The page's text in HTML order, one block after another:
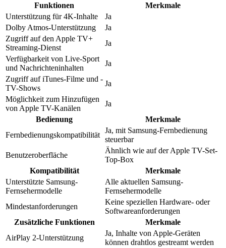
Funktionen
Merkmale
Unterstützung für 4K-Inhalte
Ja
Dolby Atmos-Unterstützung
Ja
Zugriff auf den Apple TV+
Streaming-Dienst
Ja
Verfügbarkeit von Live-Sport
und Nachrichteninhalten
Ja
Zugriff auf iTunes-Filme und -
TV-Shows
Ja
Möglichkeit zum Hinzufügen
von Apple TV-Kanälen
Ja
Bedienung
Merkmale
Fernbedienungskompatibilität
Ja, mit Samsung-Fernbedienung
steuerbar
Benutzeroberfläche
Ähnlich wie auf der Apple TV-Set-
Top-Box
Kompatibilität
Merkmale
Unterstützte Samsung-
Fernsehermodelle
Alle aktuellen Samsung-
Fernsehermodelle
Mindestanforderungen
Keine speziellen Hardware- oder
Softwareanforderungen
Zusätzliche Funktionen
Merkmale
AirPlay 2-Unterstützung
Ja, Inhalte von Apple-Geräten
können drahtlos gestreamt werden